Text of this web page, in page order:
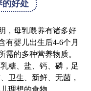
的好处
，母乳喂养有诸多好
有婴儿出生后4-6个月
需的多种营养物质。
糖、盐、钙、磷，足
卫生、新鲜、无菌，
理想的食物。